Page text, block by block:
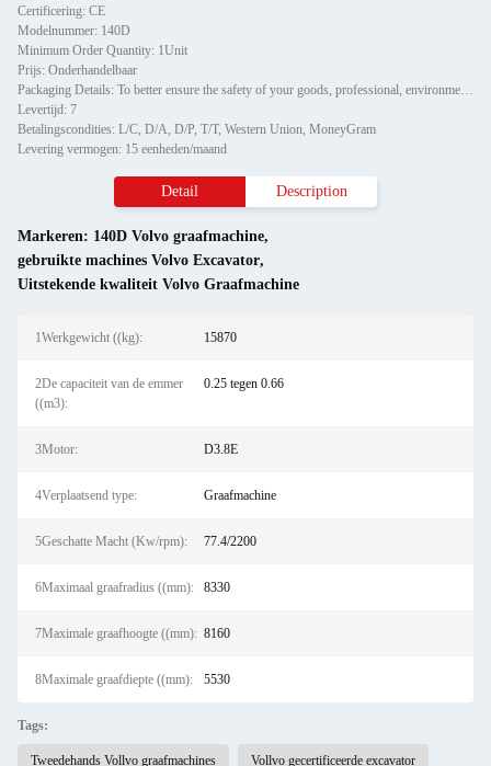
Certificering: CE
Modelnummer: 140D
Minimum Order Quantity: 1Unit
Prijs: Onderhandelbaar
Packaging Details: To better ensure the safety of your goods, professional, environmentally friendly, convenient and efficient packaging services will be provided.
Levertijd: 7
Betalingscondities: L/C, D/A, D/P, T/T, Western Union, MoneyGram
Levering vermogen: 15 eenheden/maand
Detail Description
Markeren: 140D Volvo graafmachine,
gebruikte machines Volvo Excavator,
Uitstekende kwaliteit Volvo Graafmachine
1Werkgewicht ((kg): 15870
2De capaciteit van de emmer
((m3):
0.25 tegen 0.66
3Motor: D3.8E
4Verplaatsend type: Graafmachine
5Geschatte Macht (Kw/rpm): 77.4/2200
6Maximaal graafradius ((mm): 8330
7Maximale graafhoogte ((mm): 8160
8Maximale graafdiepte ((mm): 5530
Tags:
Tweedehands Vollvo graafmachines Vollvo gecertificeerde excavator